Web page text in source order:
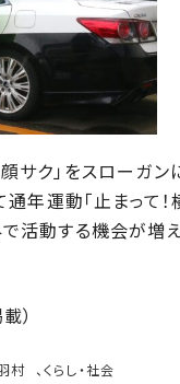
」をスローガン
年運動「止まって
活動する機会が増
）
村 、くらし・社会